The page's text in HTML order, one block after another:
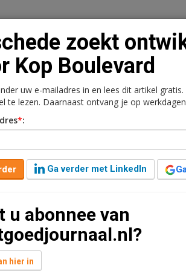
Vacaturebank Contact
voor Kop
geleden aangepast 1 minuut leestijd
de Antea group met de
Het gaat om de deelplannen B en C.
zoekt
Kop Boulevard
uw e-mailadres in en lees dit artikel
te lezen. Daarnaast ontvang je op
*:
Ga verder met LinkedIn
u abonnee van
hier in